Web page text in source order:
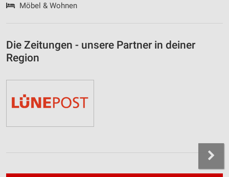
Möbel & Wohnen
Die Zeitungen - unsere Partner in deiner
Region